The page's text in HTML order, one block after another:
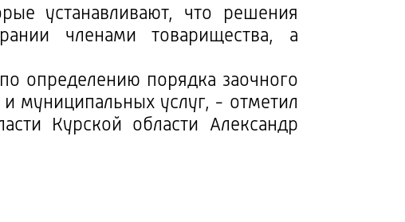
устанавливают, что решения
членами товарищества, а
определению порядка заочного
и муниципальных услуг, - отметил
Курской области Александр